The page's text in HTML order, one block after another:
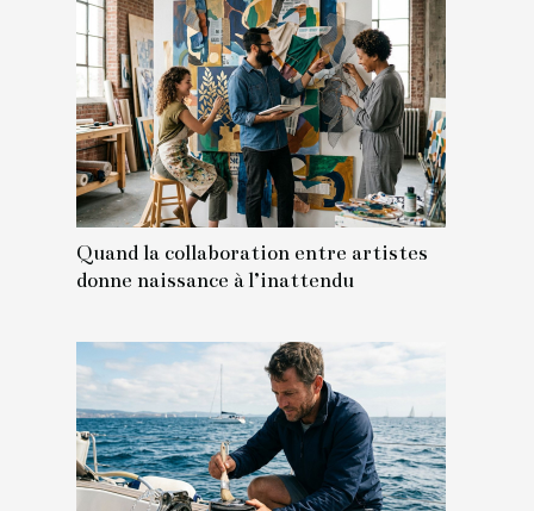
Quand la collaboration entre artistes
donne naissance à l’inattendu